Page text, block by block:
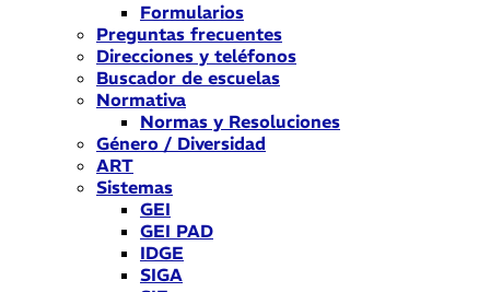
Formularios
Preguntas frecuentes
Direcciones y teléfonos
Buscador de escuelas
Normativa
Normas y Resoluciones
Género / Diversidad
ART
Sistemas
GEI
GEI PAD
IDGE
SIGA